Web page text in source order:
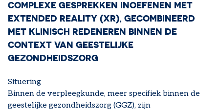
COMPLEXE GESPREKKEN INOEFENEN MET
EXTENDED REALITY (XR), GECOMBINEERD
MET KLINISCH REDENEREN BINNEN DE
CONTEXT VAN GEESTELIJKE
GEZONDHEIDSZORG
Situering
Binnen de verpleegkunde, meer specifiek binnen de
geestelijke gezondheidszorg (GGZ), zijn